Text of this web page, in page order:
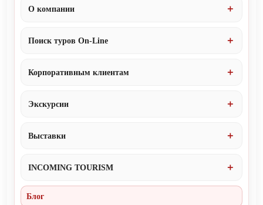
О компании
Поиск туров On-Line
Корпоративным клиентам
Экскурсии
Выставки
INCOMING TOURISM
Блог